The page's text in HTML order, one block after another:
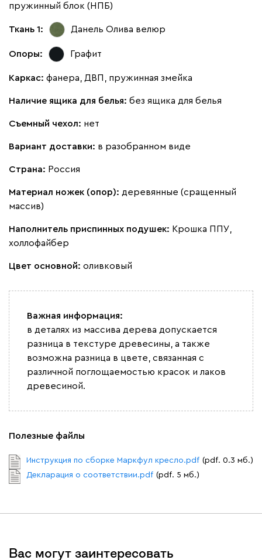
Жёлтый Олива
Вулли
Ланза 1437
Кларинс
100 130 792
пружинный блок (НПБ)
Ткань 1: Данель Олива велюр
Опоры: Графит
Каркас: фанера, ДВП, пружинная змейка
Наличие ящика для белья: без ящика для белья
Съемный чехол: нет
Вариант доставки: в разобранном виде
Страна: Россия
Материал ножек (опор): деревянные (сращенный
массив)
Наполнитель приспинных подушек: Крошка ППУ,
холлофайбер
Цвет основной: оливковый
Важная информация:
в деталях из массива дерева допускается
разница в текстуре древесины, а также
возможна разница в цвете, связанная с
различной поглощаемостью красок и лаков
древесиной.
Полезные файлы
Инструкция по сборке Маркфул кресло.pdf (pdf. 0.3 мб.)
Декларация о соответствии.pdf (pdf. 5 мб.)
Вас могут заинтересовать